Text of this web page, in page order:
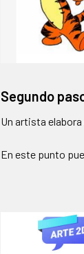
Segundo
Un artista elabora
En este punto